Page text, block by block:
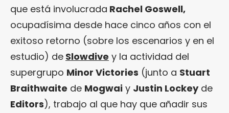
que está involucrada Rachel Goswell,
ocupadísima desde hace cinco años con el
exitoso retorno (sobre los escenarios y en el
estudio) de Slowdive y la actividad del
supergrupo Minor Victories (junto a Stuart
Braithwaite de Mogwai y Justin Lockeyde
Editors), trabajo al que hay que añadir sus